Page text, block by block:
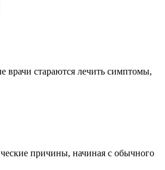
врачи стараются лечить симптомы,
причины, начиная с обычного